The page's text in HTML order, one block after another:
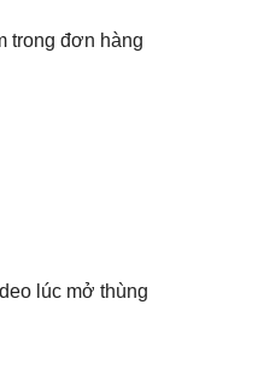
trong đơn hàng
lúc mở thùng